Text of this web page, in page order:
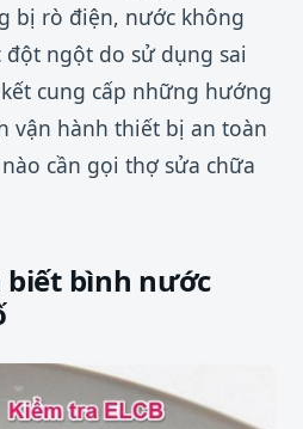
bị rò điện, nước không
ngột do sử dụng sai
cung cấp những hướng
vận hành thiết bị an toàn
cần gọi thợ sửa chữa
biết bình nước